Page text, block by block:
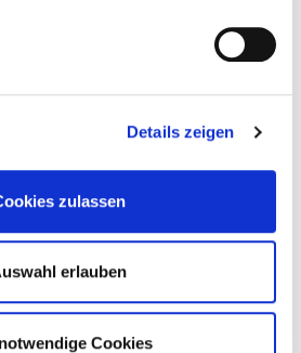
Details zeigen
zulassen
erlauben
Cookies
Dietlof Reiche
Geisterschiff
Carl Hanser Verlag, 2002
2003